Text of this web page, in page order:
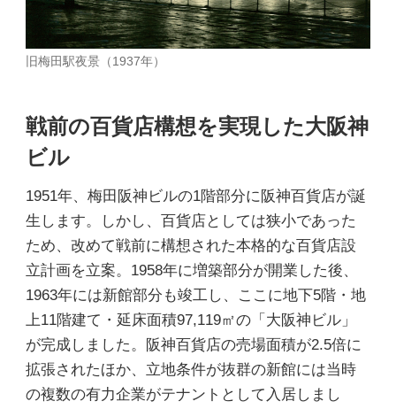
旧梅田駅夜景（1937年）
戦前の百貨店構想を実現した大阪神
ビル
1951年、梅田阪神ビルの1階部分に阪神百貨店が誕
生します。しかし、百貨店としては狭小であった
ため、改めて戦前に構想された本格的な百貨店設
立計画を立案。1958年に増築部分が開業した後、
1963年には新館部分も竣工し、ここに地下5階・地
上11階建て・延床面積97,119㎡の「大阪神ビル」
が完成しました。阪神百貨店の売場面積が2.5倍に
拡張されたほか、立地条件が抜群の新館には当時
の複数の有力企業がテナントとして入居しまし